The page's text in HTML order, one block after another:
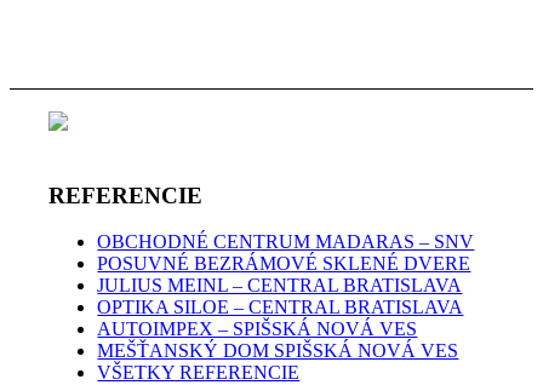
REFERENCIE
OBCHODNÉ CENTRUM MADARAS – SNV
POSUVNÉ BEZRÁMOVÉ SKLENÉ DVERE
JULIUS MEINL – CENTRAL BRATISLAVA
OPTIKA SILOE – CENTRAL BRATISLAVA
AUTOIMPEX – SPIŠSKÁ NOVÁ VES
MEŠŤANSKÝ DOM SPIŠSKÁ NOVÁ VES
VŠETKY REFERENCIE